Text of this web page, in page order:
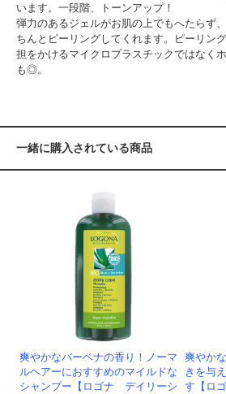
います。一段階、トーンアップ！
弾力のあるジェルがお肌の上でもへたらず
ちんとピーリングしてくれます。ピーリン
担をかけるマイクロプラスチックではなく
も◎。
一緒に購入されている商品
爽やかなバーベナの香り！ノーマ
ルヘアーにおすすめのマイルドな
シャンプー【ロゴナ デイリーシ
爽やか
きを与
す【ロ